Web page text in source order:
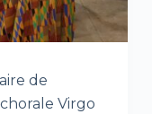
de
Virgo